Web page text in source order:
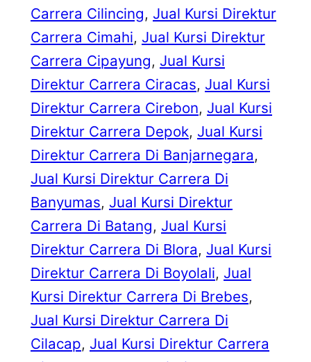
Carrera Cilincing, Jual Kursi Direktur
Carrera Cimahi, Jual Kursi Direktur
Carrera Cipayung, Jual Kursi
Direktur Carrera Ciracas, Jual Kursi
Direktur Carrera Cirebon, Jual Kursi
Direktur Carrera Depok, Jual Kursi
Direktur Carrera Di Banjarnegara
Jual Kursi Direktur Carrera Di
Banyumas, Jual Kursi Direktur
Carrera Di Batang, Jual Kursi
Direktur Carrera Di Blora, Jual Kursi
Direktur Carrera Di Boyolali, Jual
Kursi Direktur Carrera Di Brebes
Jual Kursi Direktur Carrera Di
Cilacap, Jual Kursi Direktur Carrera